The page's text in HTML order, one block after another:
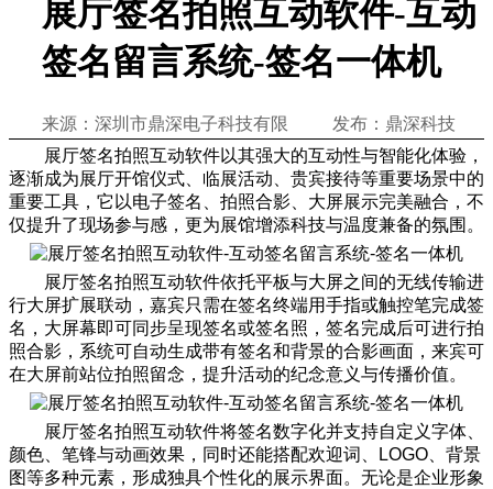
展厅签名拍照互动软件-互动
签名留言系统-签名一体机
来源：深圳市鼎深电子科技有限 发布：鼎深科技
展厅签名拍照互动软件以其强大的互动性与智能化体验，
逐渐成为展厅开馆仪式、临展活动、贵宾接待等重要场景中的
重要工具，它以电子签名、拍照合影、大屏展示完美融合，不
仅提升了现场参与感，更为展馆增添科技与温度兼备的氛围。
展厅签名拍照互动软件依托平板与大屏之间的无线传输进
行大屏扩展联动，嘉宾只需在签名终端用手指或触控笔完成签
名，大屏幕即可同步呈现签名或签名照，签名完成后可进行拍
照合影，系统可自动生成带有签名和背景的合影画面，来宾可
在大屏前站位拍照留念，提升活动的纪念意义与传播价值。
展厅签名拍照互动软件将签名数字化并支持自定义字体、
颜色、笔锋与动画效果，同时还能搭配欢迎词、LOGO、背景
图等多种元素，形成独具个性化的展示界面。无论是企业形象